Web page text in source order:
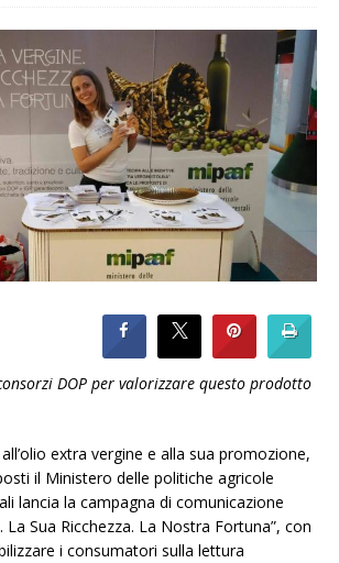
DOP per valorizzare questo prodotto
extra vergine e alla sua promozione,
il Ministero delle politiche agricole
lancia la campagna di comunicazione
La Sua Ricchezza. La Nostra Fortuna”, con
i consumatori sulla lettura